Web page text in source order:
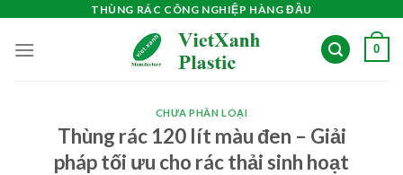
content
THÙNG RÁC CÔNG NGHIỆP HÀNG ĐẦU
0
CHƯA PHÂN LOẠI
Thùng rác 120 lít màu đen – Giải
pháp tối ưu cho rác thải sinh hoạt